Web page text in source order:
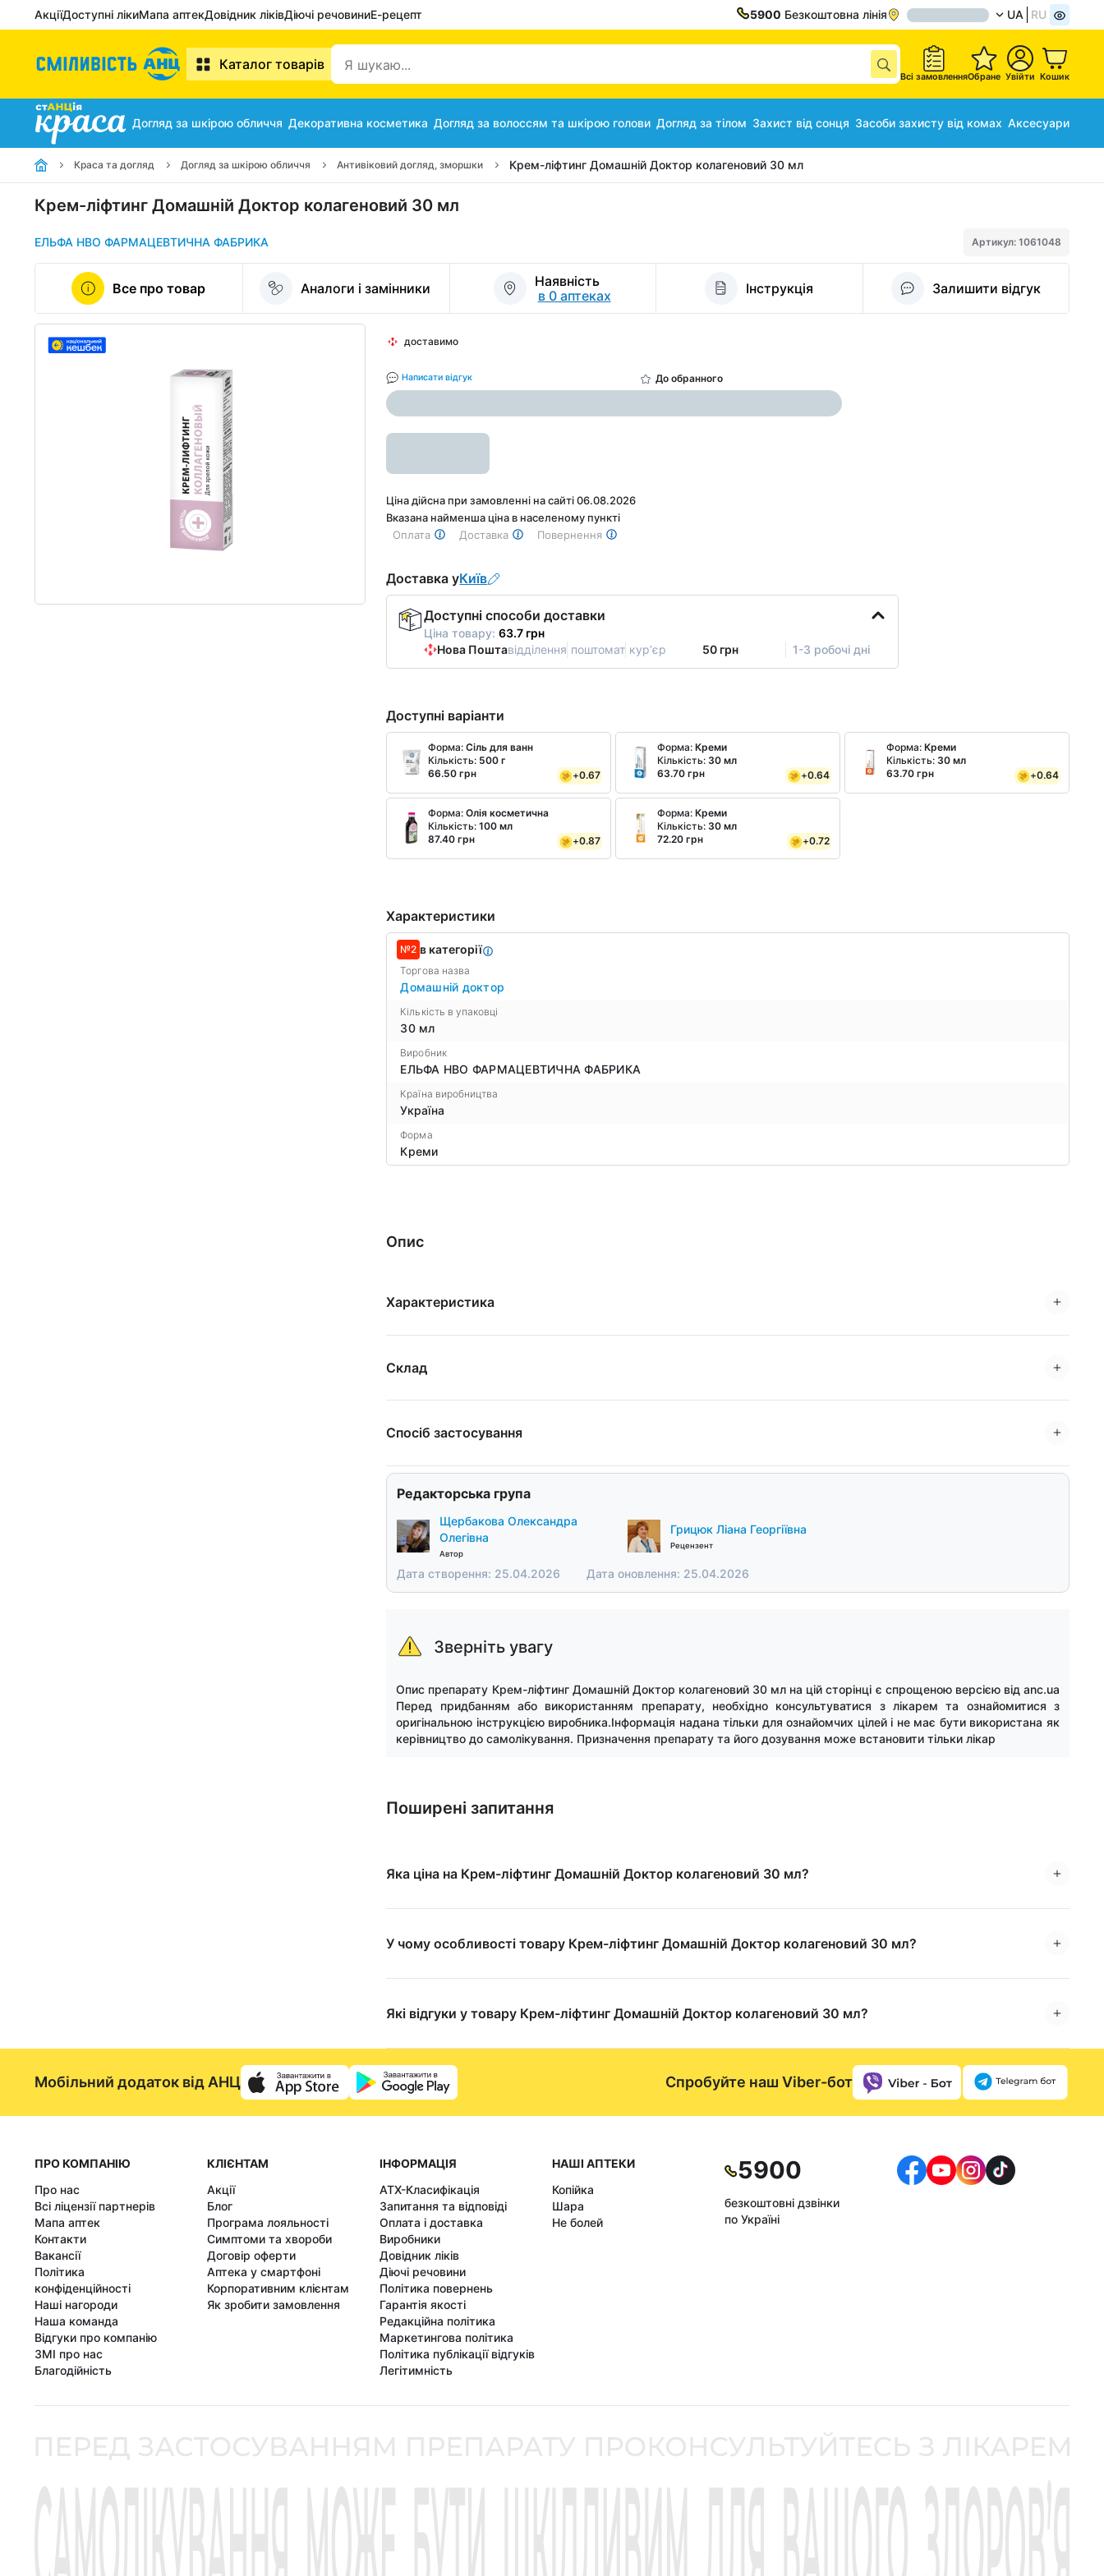
АкціїДоступні лікиМапа аптекДовідник ліківДіючі речовиниЕ-рецепт 5900 Безкоштовна лінія UA RU
Каталог товарів
Всі замовленняОбране Увійти Кошик
Догляд за шкірою обличчя Декоративна косметика Догляд за волоссям та шкірою голови Догляд за тілом Захист від сонця Засоби захисту від комах Аксесуари
Краса та догляд Догляд за шкірою обличчя Антивіковий догляд, зморшки Крем-ліфтинг Домашній Доктор колагеновий 30 мл
Крем-ліфтинг Домашній Доктор колагеновий 30 мл
ЕЛЬФА НВО ФАРМАЦЕВТИЧНА ФАБРИКА Артикул: 1061048
Все про товар Аналоги і замінники
Наявність
в 0 аптеках
Інструкція Залишити відгук
доставимо
Написати відгук До обранного
Ціна дійсна при замовленні на сайті 06.08.2026
Вказана найменша ціна в населеному пункті
Оплата
Доставка Повернення
Доставка уКиїв
Доступні способи доставки
Ціна товару:63.7 грн
Нова Поштавідділення поштомат курʼєр 50 грн 1-3 робочі дні
Доступні варіанти
Форма:Сіль для ванн
Кількість: 500 г
66.50 грн
+0.67
Форма:Креми
Кількість: 30 мл
63.70 грн
+0.64
Форма:Креми
Кількість: 30 мл
63.70 грн
+0.64
Форма:Олія косметична
Кількість:100 мл
87.40 грн
+0.87
Форма:Креми
Кількість: 30 мл
72.20 грн
+0.72
Характеристики
№2 в категорії
Торгова назва
Домашній доктор
Кількість в упаковці
30 мл
Виробник
ЕЛЬФА НВО ФАРМАЦЕВТИЧНА ФАБРИКА
Країна виробництва
Україна
Форма
Креми
Опис
Характеристика
Склад
Спосіб застосування
Редакторська група
Щербакова Олександра
Олегівна
Автор
Грицюк Ліана Георгіївна
Рецензент
Дата створення: 25.04.2026 Дата оновлення: 25.04.2026
Зверніть увагу
Опис препарату Крем-ліфтинг Домашній Доктор колагеновий 30 мл на цій сторінці є спрощеною версією від anc.ua
Перед придбанням або використанням препарату, необхідно консультуватися з лікарем та ознайомитися з
оригінальною інструкцією виробника.Інформація надана тільки для ознайомчих цілей і не має бути використана як
керівництво до самолікування. Призначення препарату та його дозування може встановити тільки лікар
Поширені запитання
Яка ціна на Крем-ліфтинг Домашній Доктор колагеновий 30 мл?
У чому особливості товару Крем-ліфтинг Домашній Доктор колагеновий 30 мл?
Які відгуки у товару Крем-ліфтинг Домашній Доктор колагеновий 30 мл?
Мобільний додаток від АНЦ Спробуйте наш Viber-бот
ПРО КОМПАНІЮ
Про нас
Всі ліцензії партнерів
Мапа аптек
Контакти
Вакансії
Політика
конфіденційності
Наші нагороди
Наша команда
Відгуки про компанію
ЗМІ про нас
Благодійність
КЛІЄНТАМ
Акції
Блог
Програма лояльності
Симптоми та хвороби
Договір оферти
Аптека у смартфоні
Корпоративним клієнтам
Як зробити замовлення
ІНФОРМАЦІЯ
АТХ-Класифікація
Запитання та відповіді
Оплата і доставка
Виробники
Довідник ліків
Діючі речовини
Політика повернень
Гарантія якості
Редакційна політика
Маркетингова політика
Політика публікації відгуків
Легітимність
НАШІ АПТЕКИ
Копійка
Шара
Не болей
5900
безкоштовні дзвінки
по Україні